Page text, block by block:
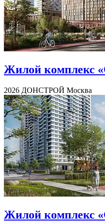
Жилой
2026 ДОНСТРОЙ Москва
Жилой